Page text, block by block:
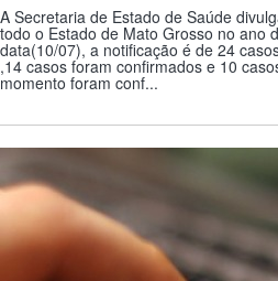
A Secretaria de Estado de Saúde
todo o Estado de Mato Grosso no ano
data(10/07), a notificação é de 24
,14 casos foram confirmados e 10
momento foram conf...